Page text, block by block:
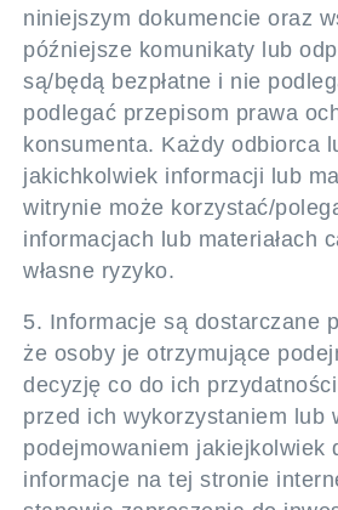
niniejszym dokumencie oraz
późniejsze komunikaty lub
są/będą bezpłatne i nie
podlegać przepisom prawa
konsumenta. Każdy odbiorca
jakichkolwiek informacji lub
witrynie może korzystać/
informacjach lub materiałach
własne ryzyko.
5. Informacje są dostarczane
że osoby je otrzymujące
decyzję co do ich
przed ich wykorzystaniem lub
podejmowaniem jakiejkolwiek
informacje na tej stronie